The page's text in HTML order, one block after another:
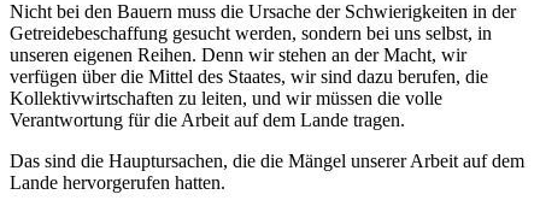
Nicht bei den Bauern muss die Ursache der Schwierigkeiten in der
Getreidebeschaffung gesucht werden, sondern bei uns selbst, in
unseren eigenen Reihen. Denn wir stehen an der Macht, wir
verfügen über die Mittel des Staates, wir sind dazu berufen, die
Kollektivwirtschaften zu leiten, und wir müssen die volle
Verantwortung für die Arbeit auf dem Lande tragen.
Das sind die Hauptursachen, die die Mängel unserer Arbeit auf dem
Lande hervorgerufen hatten.